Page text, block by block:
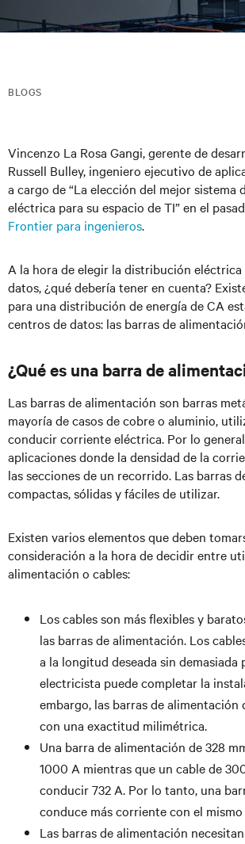
BLOGS
Vincenzo La Rosa Gangi, gerente de
Russell Bulley, ingeniero ejecutivo de
a cargo de “La elección del mejor sistema
eléctrica para su espacio de TI” en el
Frontier para ingenieros.
A la hora de elegir la distribución
datos, ¿qué debería tener en cuenta?
para una distribución de energía de CA
centros de datos: las barras de
¿Qué es una barra de
Las barras de alimentación son barras
mayoría de casos de cobre o aluminio,
conducir corriente eléctrica. Por lo
aplicaciones donde la densidad de la
las secciones de un recorrido. Las barras
compactas, sólidas y fáciles de utilizar.
Existen varios elementos que deben
consideración a la hora de decidir entre
alimentación o cables:
Los cables son más flexibles y
las barras de alimentación. Los
a la longitud deseada sin demasiada
electricista puede completar la
embargo, las barras de alimentación
con una exactitud milimétrica.
Una barra de alimentación de 328
1000 A mientras que un cable de
conducir 732 A. Por lo tanto, una
conduce más corriente con el
Las barras de alimentación